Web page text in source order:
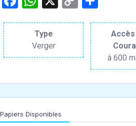
Type
Verger
Accès
à 600
Papiers Disponibles